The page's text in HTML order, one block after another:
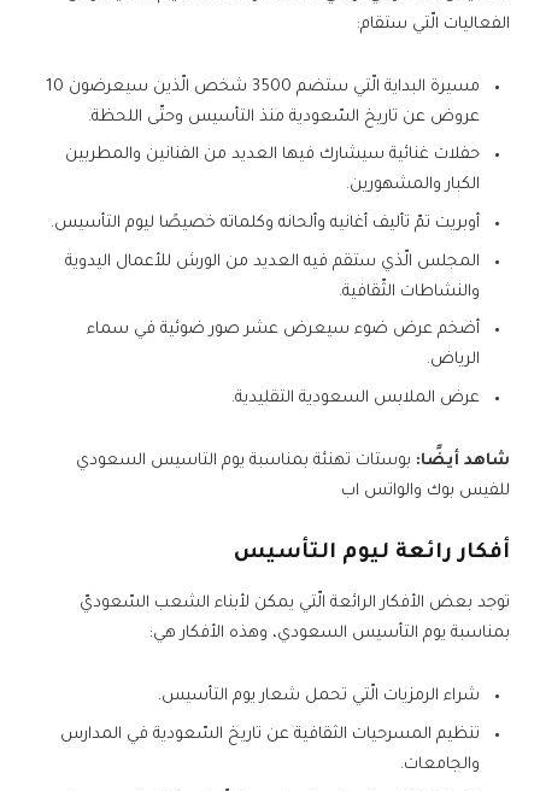
الفعاليات الّتي ستقام:
مسيرة البداية الّتي ستضم 3500 شخص الّذين سيعرضون 10
عروض عن تاريخ السّعودية منذ التأسيس وحتّى اللحظة.
حفلات غنائية سيشارك فيها العديد من الفنانين والمطربين
الكبار والمشهورين.
أوبريت تمّ تأليف أغانيه وألحانه وكلماته خصيصًا ليوم التأسيس.
المجلس الّذي ستقم فيه العديد من الورش للأعمال اليدوية
والنشاطات الثّقافية.
أضخم عرض ضوء سيعرض عشر صور ضوئية في سماء
الرياض.
عرض الملابس السعودية التقليدية.
شاهد أيضًا: بوستات تهنئة بمناسبة يوم التاسيس السعودي
للفيس بوك والواتس اب
أفكار رائعة ليوم التأسيس
توجد بعض الأفكار الرائعة الّتي يمكن لأبناء الشعب السّعوديّ
بمناسبة يوم التأسيس السعودي، وهذه الأفكار هي:
شراء الرمزيات الّتي تحمل شعار يوم التأسيس.
تنظيم المسرحيات الثقافية عن تاريخ السّعودية في المدارس
والجامعات.